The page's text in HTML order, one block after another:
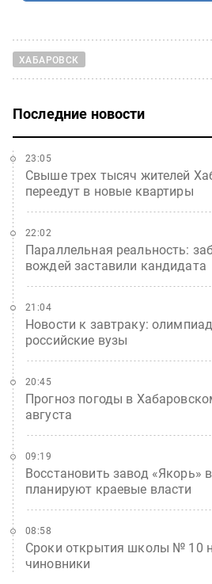
ХАБАРОВСК
Последние новости
Свыше трех тысяч жителей
переедут в новые квартиры
23:05
Параллельная реальность:
вождей заставили кандидата
22:02
Новости к завтраку:
российские вузы
21:04
Прогноз погоды в
августа
20:45
Восстановить завод «Якорь»
планируют краевые власти
09:19
Сроки открытия школы № 10
чиновники
08:58